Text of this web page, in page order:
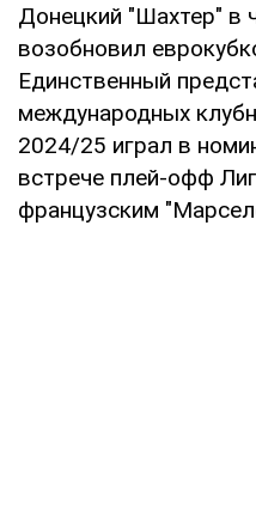
Донецкий "Шахтер" в
возобновил
Единственный
международных
2024/25 играл в
встрече плей-офф
французским